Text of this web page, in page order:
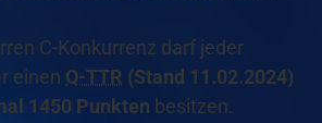
C-Konkurrenz darf jeder
einen Q-TTR (Stand 11.02.2024)
1450 Punkten besitzen.